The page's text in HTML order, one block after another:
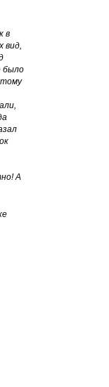
в
вид,
было
А